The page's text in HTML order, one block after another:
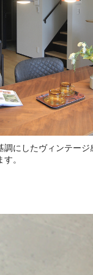
調にしたヴィンテー
。